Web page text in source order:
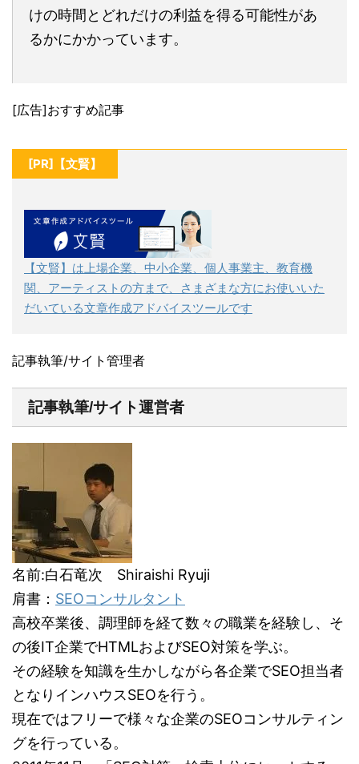
けの時間とどれだけの利益を得る可能性があ
るかにかかっています。
[広告]おすすめ記事
[PR]【文賢】
【文賢】は上場企業、中小企業、個人事業主、教育機
関、アーティストの方まで、さまざまな方にお使いいた
だいている文章作成アドバイスツールです
記事執筆/サイト管理者
記事執筆/サイト運営者
名前:白石竜次 Shiraishi Ryuji
肩書： SEOコンサルタント
高校卒業後、調理師を経て数々の職業を経験し、そ
の後IT企業でHTMLおよびSEO対策を学ぶ。
その経験を知識を生かしながら各企業でSEO担当者
となりインハウスSEOを行う。
現在ではフリーで様々な企業のSEOコンサルティン
グを行っている。